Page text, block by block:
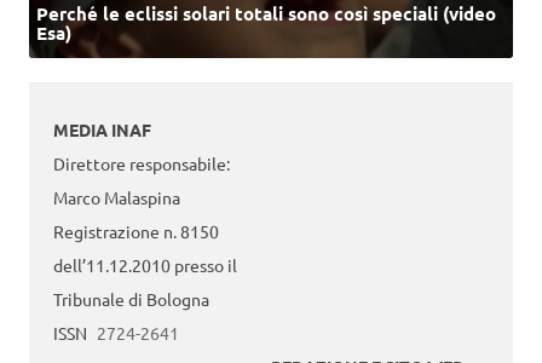
Perché le eclissi solari totali sono così speciali (video
Esa)
MEDIA INAF
Direttore responsabile:
Marco Malaspina
Registrazione n. 8150
dell’11.12.2010 presso il
Tribunale di Bologna
ISSN 2724-2641